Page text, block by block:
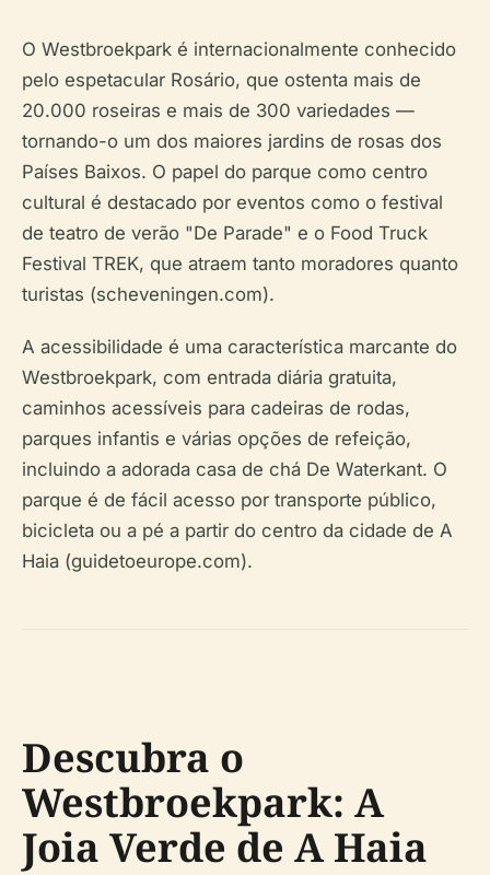
O Westbroekpark é internacionalmente conhecido
pelo espetacular Rosário, que ostenta mais de
20.000 roseiras e mais de 300 variedades —
tornando-o um dos maiores jardins de rosas dos
Países Baixos. O papel do parque como centro
cultural é destacado por eventos como o festival
de teatro de verão "De Parade" e o Food Truck
Festival TREK, que atraem tanto moradores quanto
turistas (scheveningen.com).
A acessibilidade é uma característica marcante do
Westbroekpark, com entrada diária gratuita,
caminhos acessíveis para cadeiras de rodas,
parques infantis e várias opções de refeição,
incluindo a adorada casa de chá De Waterkant. O
parque é de fácil acesso por transporte público,
bicicleta ou a pé a partir do centro da cidade de A
Haia (guidetoeurope.com).
Descubra o
Westbroekpark: A
Joia Verde de A Haia